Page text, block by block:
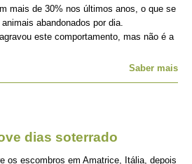
mais de 30% nos últimos anos, o que se
abandonados por dia.
este comportamento, mas não é a
Saber mais
dias soterrado
os escombros em Amatrice, Itália, depois